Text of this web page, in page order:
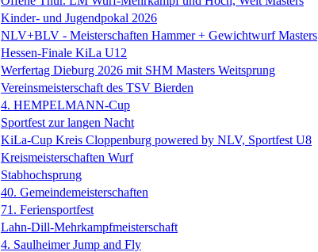
Kinder- und Jugendpokal 2026
NLV+BLV - Meisterschaften Hammer + Gewichtwurf Masters
Hessen-Finale KiLa U12
Werfertag Dieburg 2026 mit SHM Masters Weitsprung
Vereinsmeisterschaft des TSV Bierden
4. HEMPELMANN-Cup
Sportfest zur langen Nacht
KiLa-Cup Kreis Cloppenburg powered by NLV, Sportfest U8
Kreismeisterschaften Wurf
Stabhochsprung
40. Gemeindemeisterschaften
71. Feriensportfest
Lahn-Dill-Mehrkampfmeisterschaft
4. Saulheimer Jump and Fly